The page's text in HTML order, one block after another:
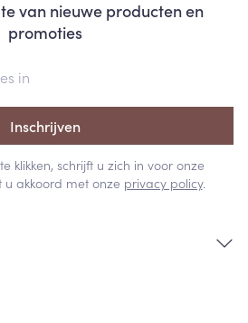
van nieuwe producten en
promoties
Inschrijven
klikken, schrijft u zich in voor onze
akkoord met onze privacy policy.